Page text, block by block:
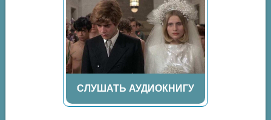
СЛУШАТЬ АУДИОКНИГУ